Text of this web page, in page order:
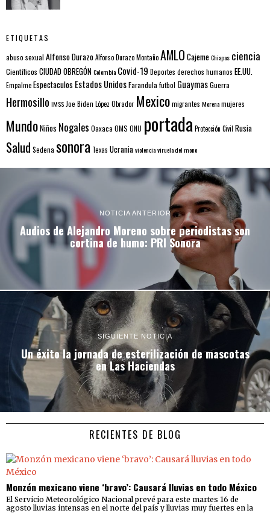
ETIQUETAS
abuso sexual Alfonso DurazoAlfonso Durazo MontañoAMLO CajemeChiapas ciencia
Científicos CIUDAD OBREGÓNColombia Covid-19 Deportes derechos humanos EE.UU.
EmpalmeEspectaculos Estados UnidosFarandulafutbol GuaymasGuerra
Hermosillo IMSS Joe Biden López Obrador Mexicomigrantes Morenamujeres
MundoNiños Nogales Oaxaca OMS ONU portada Protección Civil Rusia
Salud Sedena sonora Texas Ucraniaviolenciaviruela del mono
NOTICIA ANTERIOR
Audios de Alejandro Moreno sobre periodistas son
cortina de humo: PRI Sonora
SIGUIENTE NOTICIA
Un éxito la jornada de esterilización de mascotas
en Las Haciendas
RECIENTES DE BLOG
Monzón mexicano viene ‘bravo’: Causará lluvias en todo México
El Servicio Meteorológico Nacional prevé para este martes 16 de
agosto lluvias intensas en el norte del país y lluvias muy fuertes en la